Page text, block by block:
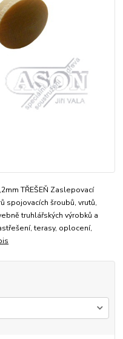
TŘEŠEŇ Zaslepovací
spojovacích šroubů, vrutů,
truhlářských výrobků a
terasy, oplocení,